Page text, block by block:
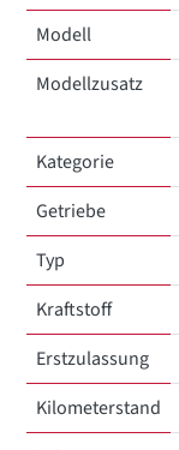
Modell
Modellzusatz
Kategorie
Getriebe
Typ
Kraftstoff
Erstzulassung
Kilometerstand